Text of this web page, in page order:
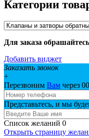
Категории
Для заказа
Добавить виджет
Заказать звонок
+
Перезвоним Вам через
Представьтесь, и мы
Список желаний 0
Открыть страницу